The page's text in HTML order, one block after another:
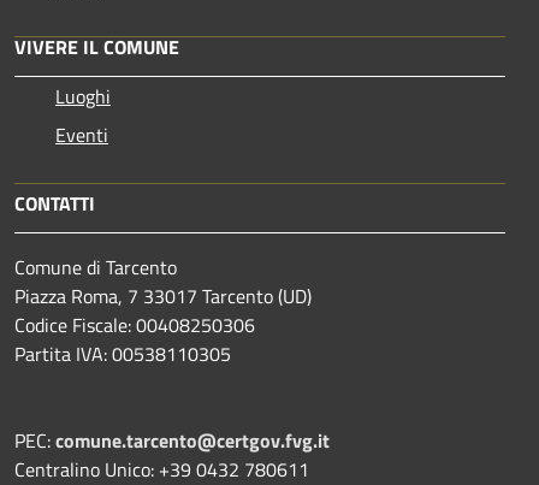
VIVERE IL COMUNE
Luoghi
Eventi
CONTATTI
Comune di Tarcento
Piazza Roma, 7 33017 Tarcento (UD)
Codice Fiscale: 00408250306
Partita IVA: 00538110305
PEC:comune.tarcento@certgov.fvg.it
Centralino Unico: +39 0432 780611